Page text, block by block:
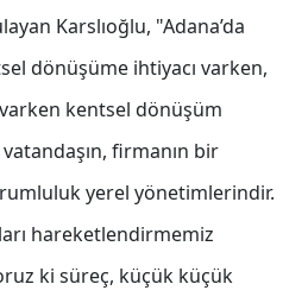
Karslıoğlu, "Adana’da
dönüşüme ihtiyacı varken,
kentsel dönüşüm
firmanın bir
yerel yönetimlerindir.
hareketlendirmemiz
ki süreç, küçük küçük